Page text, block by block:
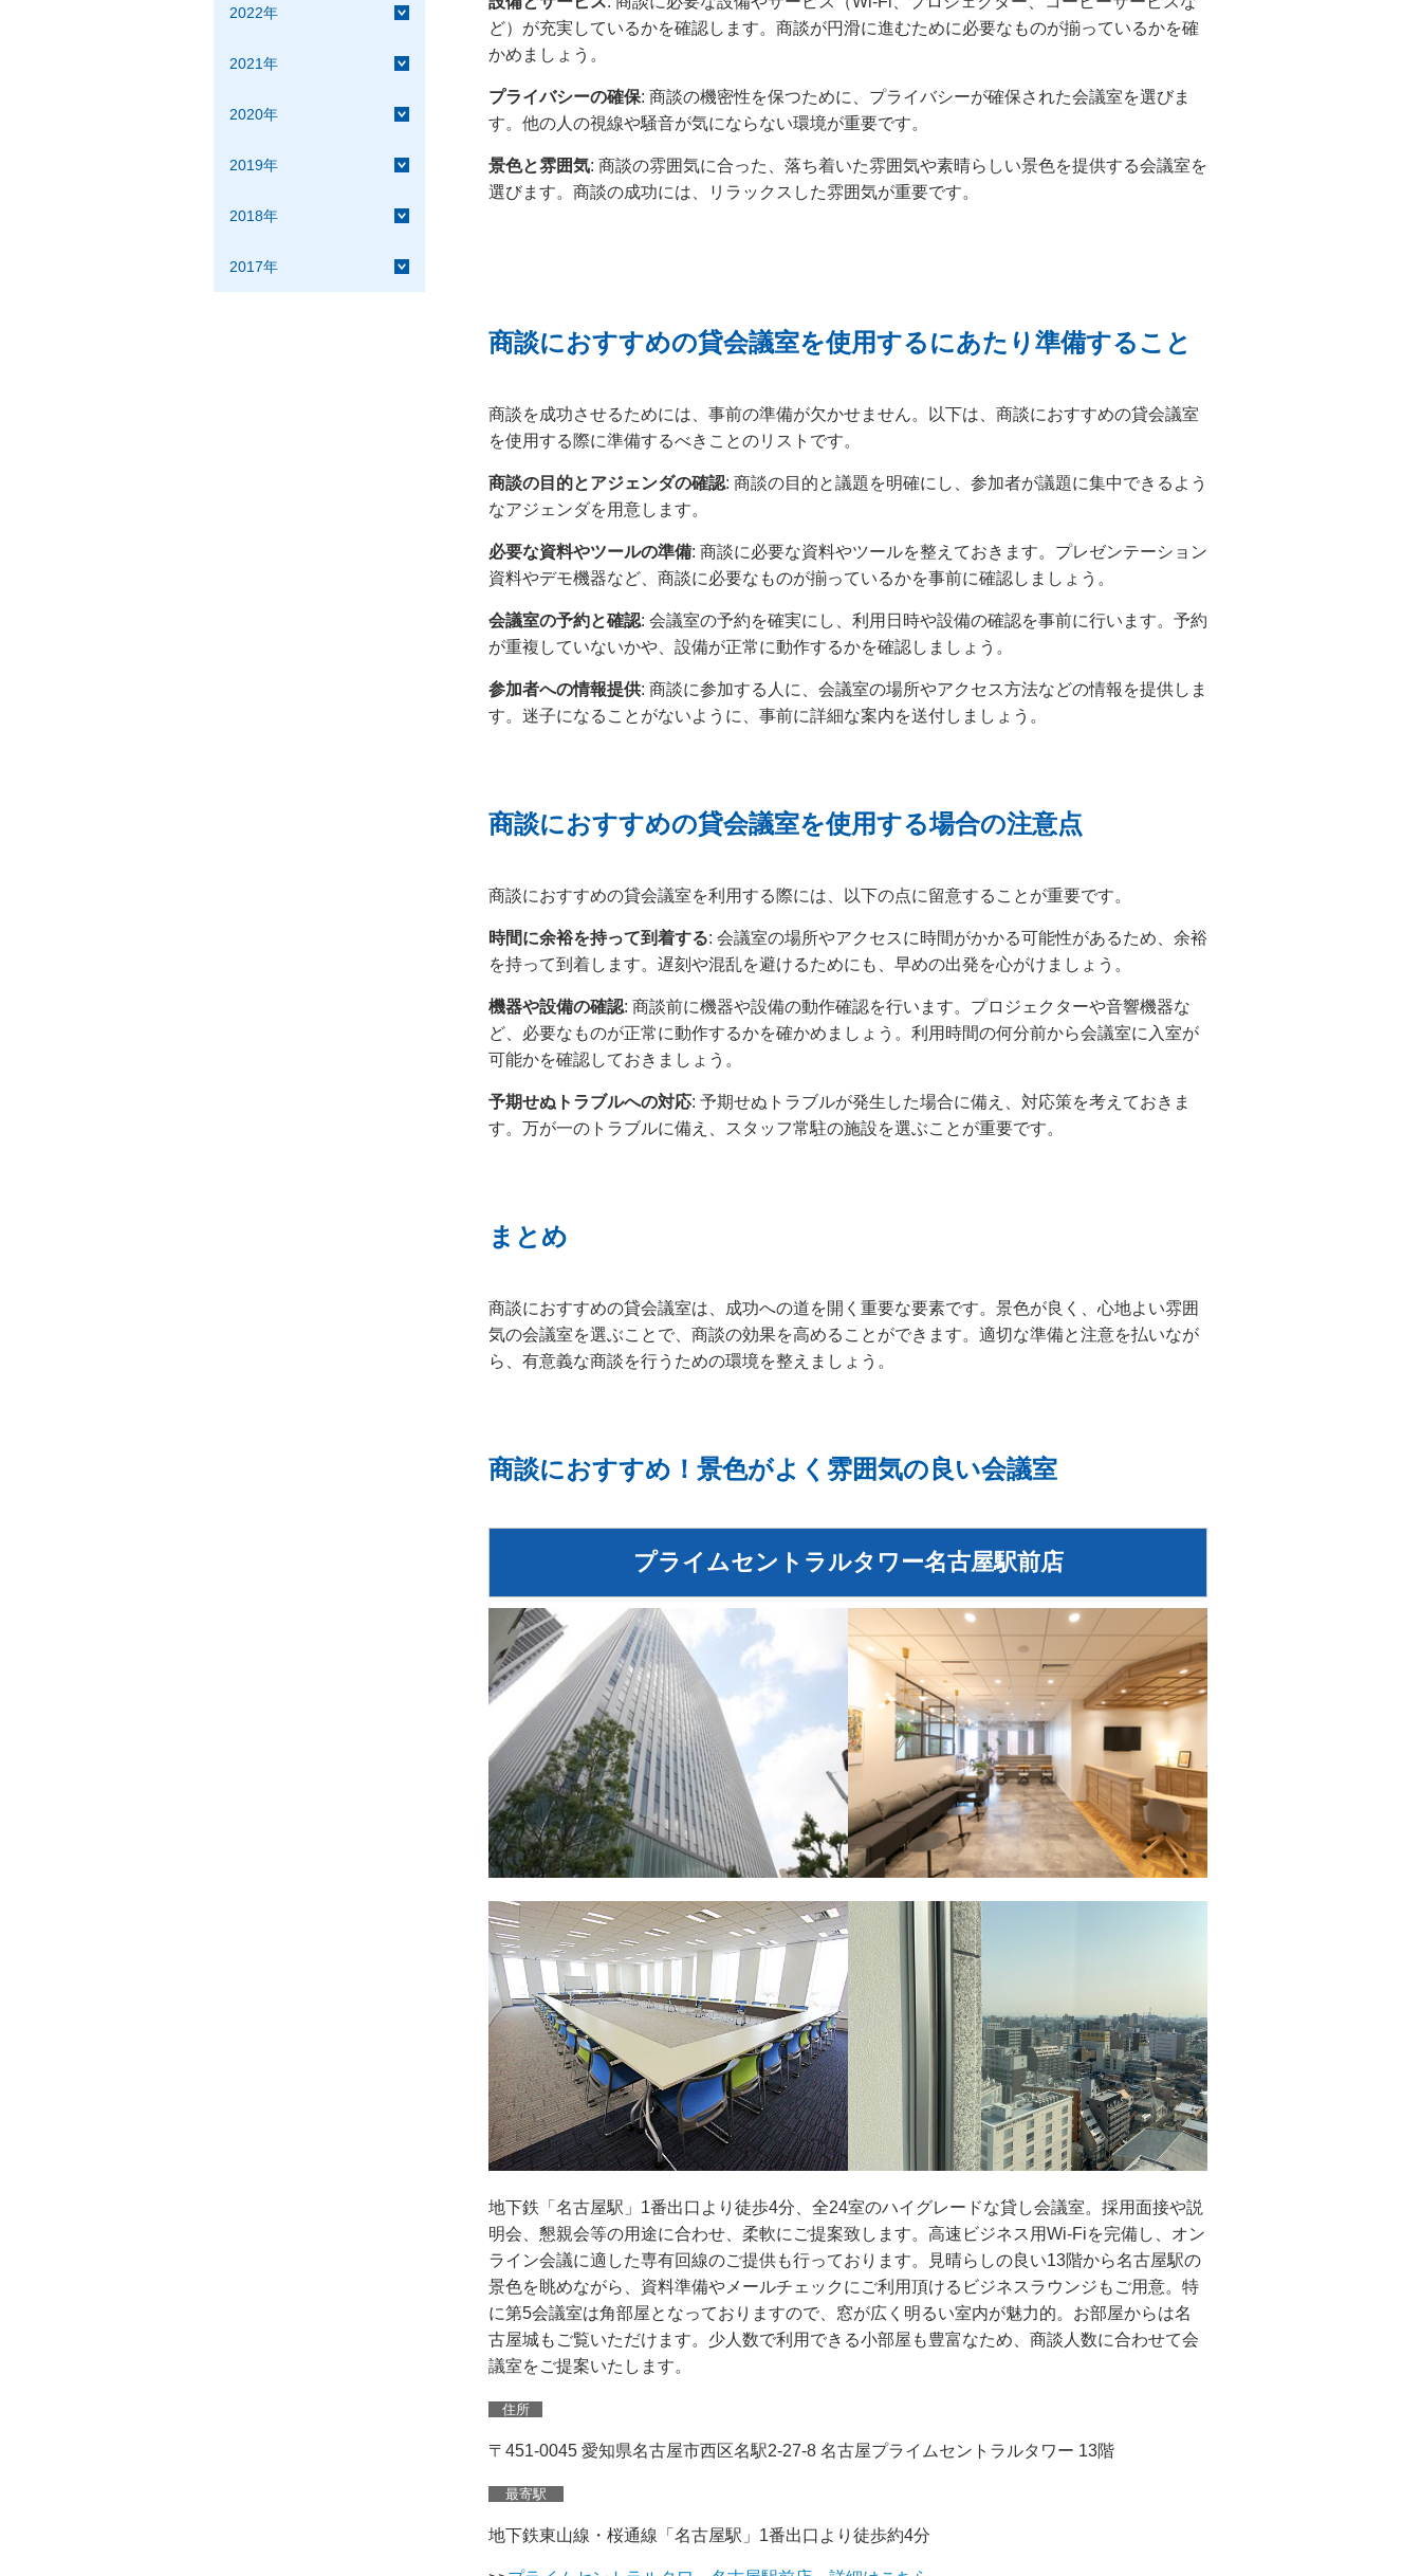
2022年
2021年
2020年
2019年
2018年
2017年
ど）が充実しているかを確認します。商談が円滑に進むために必要なものが揃っているかを確
かめましょう。
プライバシーの確保: 商談の機密性を保つために、プライバシーが確保された会議室を選びま
す。他の人の視線や騒音が気にならない環境が重要です。
景色と雰囲気: 商談の雰囲気に合った、落ち着いた雰囲気や素晴らしい景色を提供する会議室を
選びます。商談の成功には、リラックスした雰囲気が重要です。
商談におすすめの貸会議室を使用するにあたり準備すること
商談を成功させるためには、事前の準備が欠かせません。以下は、商談におすすめの貸会議室
を使用する際に準備するべきことのリストです。
商談の目的とアジェンダの確認: 商談の目的と議題を明確にし、参加者が議題に集中できるよう
なアジェンダを用意します。
必要な資料やツールの準備: 商談に必要な資料やツールを整えておきます。プレゼンテーション
資料やデモ機器など、商談に必要なものが揃っているかを事前に確認しましょう。
会議室の予約と確認: 会議室の予約を確実にし、利用日時や設備の確認を事前に行います。予約
が重複していないかや、設備が正常に動作するかを確認しましょう。
参加者への情報提供: 商談に参加する人に、会議室の場所やアクセス方法などの情報を提供しま
す。迷子になることがないように、事前に詳細な案内を送付しましょう。
商談におすすめの貸会議室を使用する場合の注意点
商談におすすめの貸会議室を利用する際には、以下の点に留意することが重要です。
時間に余裕を持って到着する: 会議室の場所やアクセスに時間がかかる可能性があるため、余裕
を持って到着します。遅刻や混乱を避けるためにも、早めの出発を心がけましょう。
機器や設備の確認: 商談前に機器や設備の動作確認を行います。プロジェクターや音響機器な
ど、必要なものが正常に動作するかを確かめましょう。利用時間の何分前から会議室に入室が
可能かを確認しておきましょう。
予期せぬトラブルへの対応: 予期せぬトラブルが発生した場合に備え、対応策を考えておきま
す。万が一のトラブルに備え、スタッフ常駐の施設を選ぶことが重要です。
まとめ
商談におすすめの貸会議室は、成功への道を開く重要な要素です。景色が良く、心地よい雰囲
気の会議室を選ぶことで、商談の効果を高めることができます。適切な準備と注意を払いなが
ら、有意義な商談を行うための環境を整えましょう。
商談におすすめ！景色がよく雰囲気の良い会議室
プライムセントラルタワー名古屋駅前店
地下鉄「名古屋駅」1番出口より徒歩4分、全24室のハイグレードな貸し会議室。 採用面接や説
明会、懇親会等の用途に合わせ、柔軟にご提案致します。高速ビジネス用Wi-Fiを完備し、オン
ライン会議に適した専有回線のご提供も行っております。見晴らしの良い13階から名古屋駅の
景色を眺めながら、資料準備やメールチェックにご利用頂けるビジネスラウンジもご用意。特
に第5会議室は角部屋となっておりますので、窓が広く明るい室内が魅力的。お部屋からは名
古屋城もご覧いただけます。少人数で利用できる小部屋も豊富なため、商談人数に合わせて会
議室をご提案いたします。
住所
〒451-0045 愛知県名古屋市西区名駅2-27-8 名古屋プライムセントラルタワー 13階
最寄駅
地下鉄東山線・桜通線「名古屋駅」1番出口より徒歩約4分